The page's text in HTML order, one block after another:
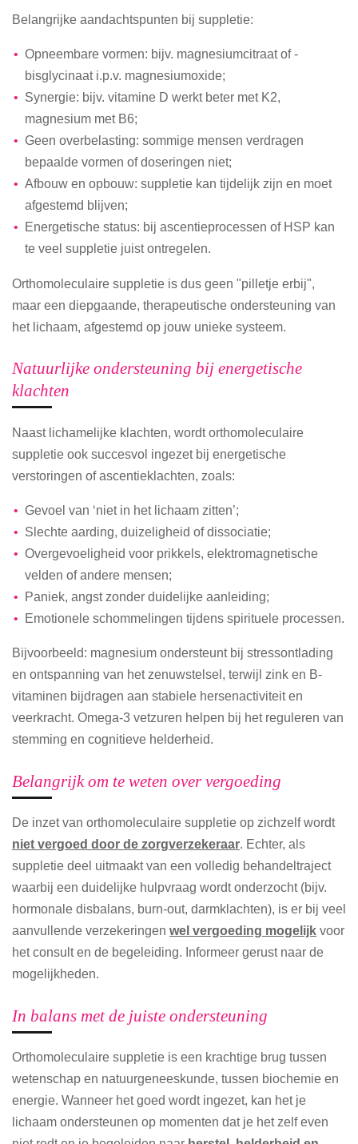
Belangrijke aandachtspunten bij suppletie:
Opneembare vormen: bijv. magnesiumcitraat of -
bisglycinaat i.p.v. magnesiumoxide;
Synergie: bijv. vitamine D werkt beter met K2,
magnesium met B6;
Geen overbelasting: sommige mensen verdragen
bepaalde vormen of doseringen niet;
Afbouw en opbouw: suppletie kan tijdelijk zijn en moet
afgestemd blijven;
Energetische status: bij ascentieprocessen of HSP kan
te veel suppletie juist ontregelen.
Orthomoleculaire suppletie is dus geen "pilletje erbij",
maar een diepgaande, therapeutische ondersteuning van
het lichaam, afgestemd op jouw unieke systeem.
Natuurlijke ondersteuning bij energetische
klachten
Naast lichamelijke klachten, wordt orthomoleculaire
suppletie ook succesvol ingezet bij energetische
verstoringen of ascentieklachten, zoals:
Gevoel van ‘niet in het lichaam zitten’;
Slechte aarding, duizeligheid of dissociatie;
Overgevoeligheid voor prikkels, elektromagnetische
velden of andere mensen;
Paniek, angst zonder duidelijke aanleiding;
Emotionele schommelingen tijdens spirituele processen.
Bijvoorbeeld: magnesium ondersteunt bij stressontlading
en ontspanning van het zenuwstelsel, terwijl zink en B-
vitaminen bijdragen aan stabiele hersenactiviteit en
veerkracht. Omega-3 vetzuren helpen bij het reguleren van
stemming en cognitieve helderheid.
Belangrijk om te weten over vergoeding
De inzet van orthomoleculaire suppletie op zichzelf wordt
niet vergoed door de zorgverzekeraar. Echter, als
suppletie deel uitmaakt van een volledig behandeltraject
waarbij een duidelijke hulpvraag wordt onderzocht (bijv.
hormonale disbalans, burn-out, darmklachten), is er bij veel
aanvullende verzekeringen wel vergoeding mogelijk voor
het consult en de begeleiding. Informeer gerust naar de
mogelijkheden.
In balans met de juiste ondersteuning
Orthomoleculaire suppletie is een krachtige brug tussen
wetenschap en natuurgeneeskunde, tussen biochemie en
energie. Wanneer het goed wordt ingezet, kan het je
lichaam ondersteunen op momenten dat je het zelf even